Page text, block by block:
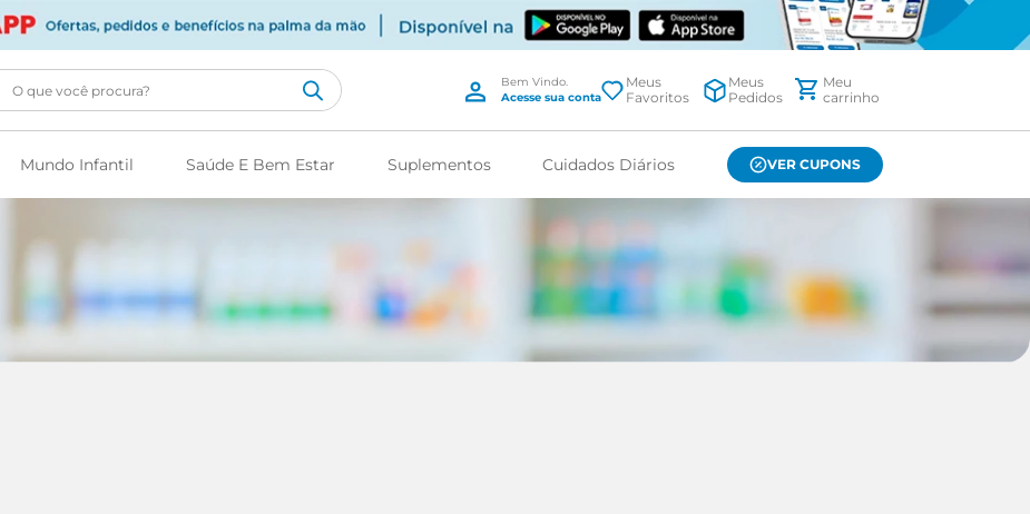
você procura?
Meus
Favoritos
Meus
Pedidos
Mundo Infantil Saúde E Bem Estar Suplementos Cuidados Diários VER CUPONS